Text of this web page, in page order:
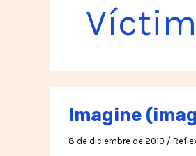
Imagine
8 de diciembre de 2010 /